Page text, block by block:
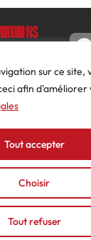
sur ce site,
afin
Choisir
Tout refuser
Tout accepter
Mon
Tableau
de bord
Commandes
Adresses
Détails
du
compte